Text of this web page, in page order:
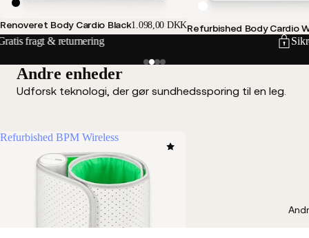
Renoveret Body Cardio Black1.098,00 DKKRefurbished Body Cardio
Sikre & fleksible betalingsmuligheder
Andre enheder
Udforsk teknologi, der gør sundhedssporing til en leg.
Refurbished BPM Wireless